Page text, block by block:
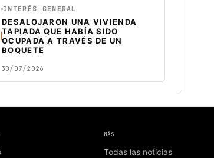
INTERÉS GENERAL
DESALOJARON UNA VIVIENDA
TAPIADA QUE HABÍA SIDO
OCUPADA A TRAVÉS DE UN
BOQUETE
30/07/2026
MÁS
Todas las noticias